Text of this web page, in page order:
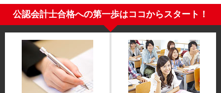
公認会計士合格への第一歩はココからスタート！